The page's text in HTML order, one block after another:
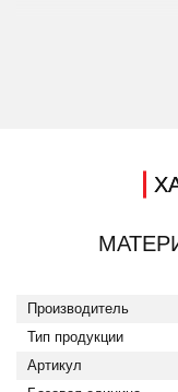
Тип продукции:
Производитель
Тип продукции
Артикул